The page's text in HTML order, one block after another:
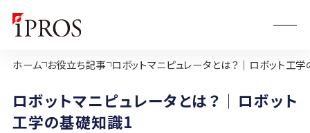
ホーム お役立ち記事 ロボットマニピュレータとは？｜ロボット工
ロボットマニピュレータとは？｜ロボット
工学の基礎知識1